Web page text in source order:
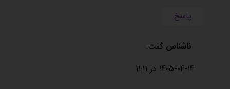
پاسخ
ناشناس گفت:
1405-04-14 در 11:11